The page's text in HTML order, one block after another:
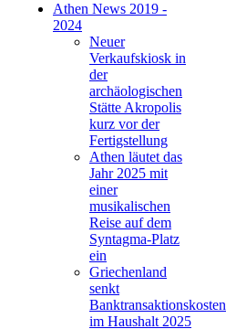
Athen News 2019 -
2024
Neuer
Verkaufskiosk in
der
archäologischen
Stätte Akropolis
kurz vor der
Fertigstellung
Athen läutet das
Jahr 2025 mit
einer
musikalischen
Reise auf dem
Syntagma-Platz
ein
Griechenland
senkt
Banktransaktionskosten
im Haushalt 2025